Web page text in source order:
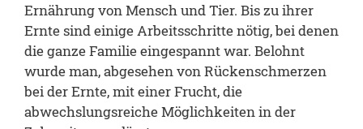
Ernährung von Mensch und Tier. Bis zu ihrer
Ernte sind einige Arbeitsschritte nötig, bei denen
die ganze Familie eingespannt war. Belohnt
wurde man, abgesehen von Rückenschmerzen
bei der Ernte, mit einer Frucht, die
abwechslungsreiche Möglichkeiten in der